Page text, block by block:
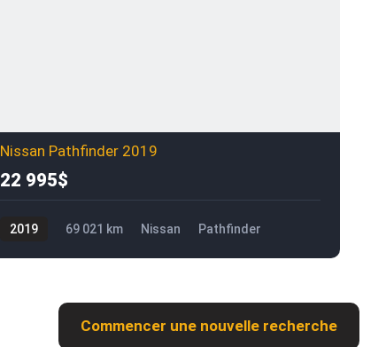
Nissan Pathfinder 2019
22 995$
2019 69 021 km Nissan
Pathfinder
Commencer une nouvelle recherche